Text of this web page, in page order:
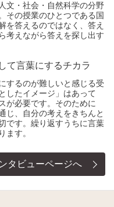
文・社会・自然科学の分野
その授業のひとつである国
を答えるのではなく、答え
考えながら答えを探し出す
て言葉にするチカラ
するのが難しいと感じる受
したイメージ」はあって
が必要です。そのために
じ、自分の考えをきちんと
です。繰り返すうちに言葉
ます。
タビューページへ